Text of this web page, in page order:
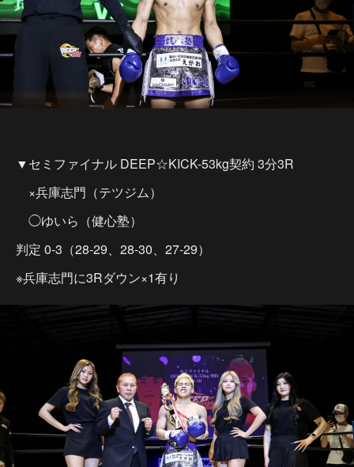
▼セミファイナル DEEP☆KICK-53kg契約 3分3R
×兵庫志門（テツジム）
◯ゆいら（健心塾）
判定 0-3（28-29、28-30、27-29）
※兵庫志門に3Rダウン×1有り